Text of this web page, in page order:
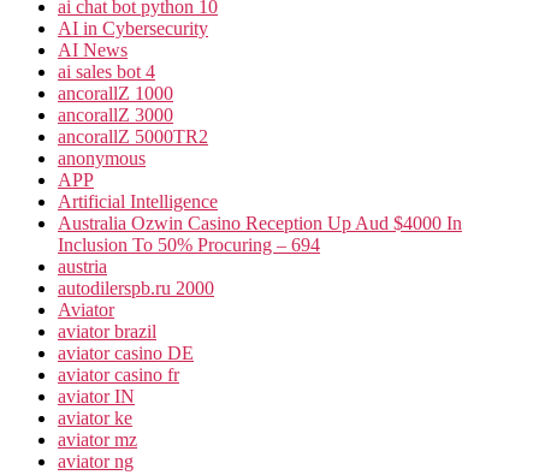
ai chat bot python 10
AI in Cybersecurity
AI News
ai sales bot 4
ancorallZ 1000
ancorallZ 3000
ancorallZ 5000TR2
anonymous
APP
Artificial Intelligence
Australia Ozwin Casino Reception Up Aud $4000 In
Inclusion To 50% Procuring – 694
austria
autodilerspb.ru 2000
Aviator
aviator brazil
aviator casino DE
aviator casino fr
aviator IN
aviator ke
aviator mz
aviator ng